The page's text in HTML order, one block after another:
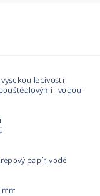
lepivostí,
i vodou-
papír, vodě